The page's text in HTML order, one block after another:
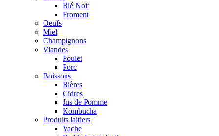
Blé Noir
Froment
Oeufs
Miel
Champignons
Viandes
Poulet
Porc
Boissons
Bières
Cidres
Jus de Pomme
Kombucha
Produits laitiers
Vache